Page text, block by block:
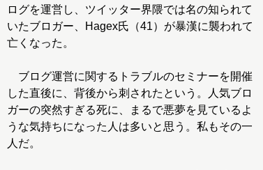
ログを運営し、ツイッター界隈では名の知られて
いたブロガー、Hagex氏（41）が暴漢に襲われて
亡くなった。
ブログ運営に関するトラブルのセミナーを開催
した直後に、背後から刺されたという。人気ブロ
ガーの突然すぎる死に、まるで悪夢を見ているよ
うな気持ちになった人は多いと思う。私もその一
人だ。